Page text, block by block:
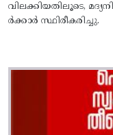
വിലക്കിയതിലൂടെ,
ര്‍ക്കാര്‍ സ്ഥിരീകരിച്ചു.